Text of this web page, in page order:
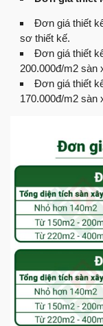
Đơn giá thiết
sơ thiết kế.
Đơn giá thiết
200.000đ/m2 sàn
Đơn giá thiết
170.000đ/m2 sàn